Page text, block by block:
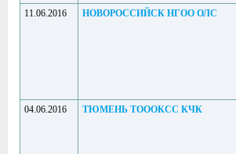
11.06.2016
НОВОРОССИЙСК НГОО ОЛС
04.06.2016
ТЮМЕНЬ ТОООКСС КЧК